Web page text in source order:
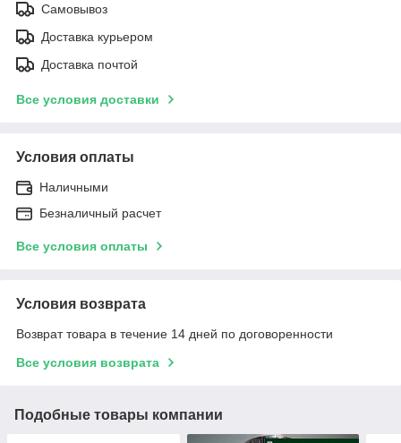
Самовывоз
Доставка курьером
Доставка почтой
Все условия доставки
Условия оплаты
Наличными
Безналичный расчет
Все условия оплаты
Условия возврата
Возврат товара в течение 14 дней по договоренности
Все условия возврата
Подобные товары компании